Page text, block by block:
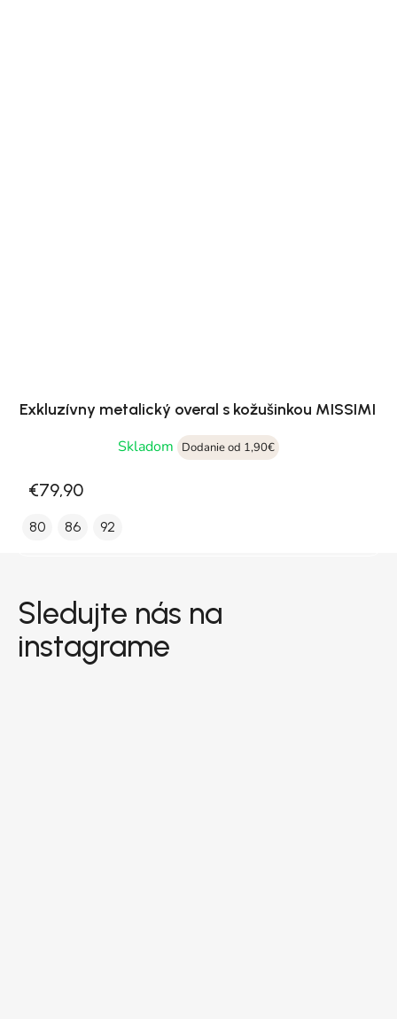
Exkluzívny metalický overal s kožušinkou MISSIMI
Skladom
Dodanie od 1,90€
€79,90
80 86 92
Sledujte nás na
instagrame